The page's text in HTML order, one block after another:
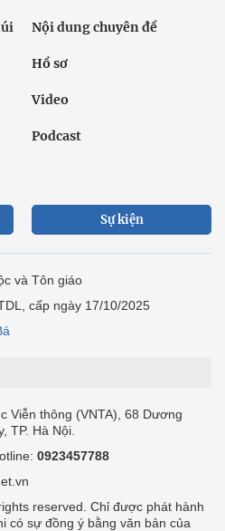
Nội dung chuyên đề
Hồ sơ
Video
Podcast
Sự kiện
và Tôn giáo
cấp ngày 17/10/2025
Viễn thông (VNTA), 68 Dương
TP. Hà Nội.
0923457788
reserved. Chỉ được phát hành
có sự đồng ý bằng văn bản của